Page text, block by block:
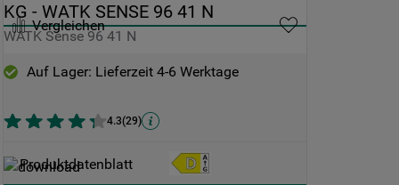
Vergleichen
KG - WATK SENSE 96 41 N
WATK Sense 96 41 N
Auf Lager: Lieferzeit 4-6 Werktage
4.3(29)
Produktdatenblatt